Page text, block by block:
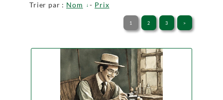
Trier par : Nom - Prix
1 2 3 >